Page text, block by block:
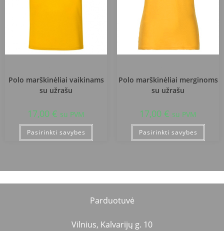
Polo marškinėliai vaikinams
su užrašu
17,00 € su PVM
Pasirinkti savybes
Polo marškinėliai merginoms
su užrašu
17,00 € su PVM
Pasirinkti savybes
Parduotuvė
Vilnius, Kalvarijų g. 10